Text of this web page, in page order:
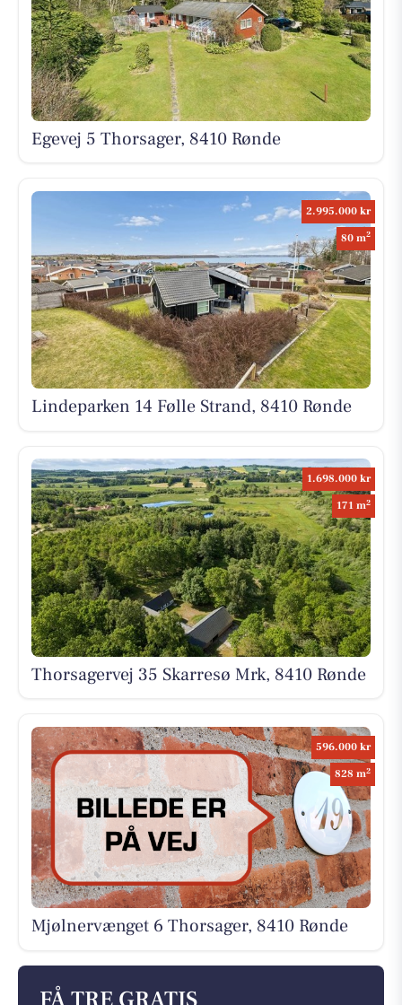
Egevej 5 Thorsager, 8410 Rønde
2.995.000 kr
80 m2
Lindeparken 14 Følle Strand, 8410 Rønde
1.698.000 kr
171 m2
Thorsagervej 35 Skarresø Mrk, 8410 Rønde
596.000 kr
828 m2
Mjølnervænget 6 Thorsager, 8410 Rønde